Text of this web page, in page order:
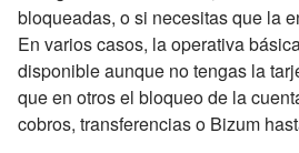
bloqueadas, o si necesitas que la
En varios casos, la operativa
disponible aunque no tengas la
que en otros el bloqueo de la
cobros, transferencias o Bizum